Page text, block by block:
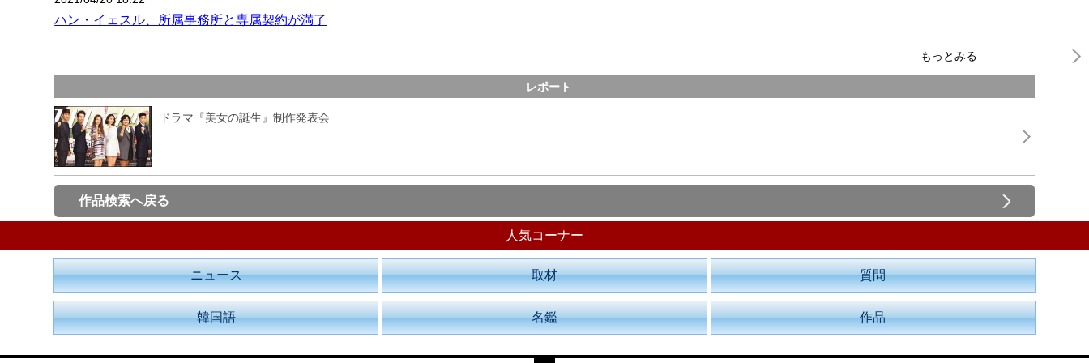
ハン・イェスル、所属事務所と専属契約が満了
もっとみる
レポート
ドラマ『美女の誕生』制作発表会
作品検索へ戻る
人気コーナー
ニュース 取材 質問
韓国語 名鑑 作品